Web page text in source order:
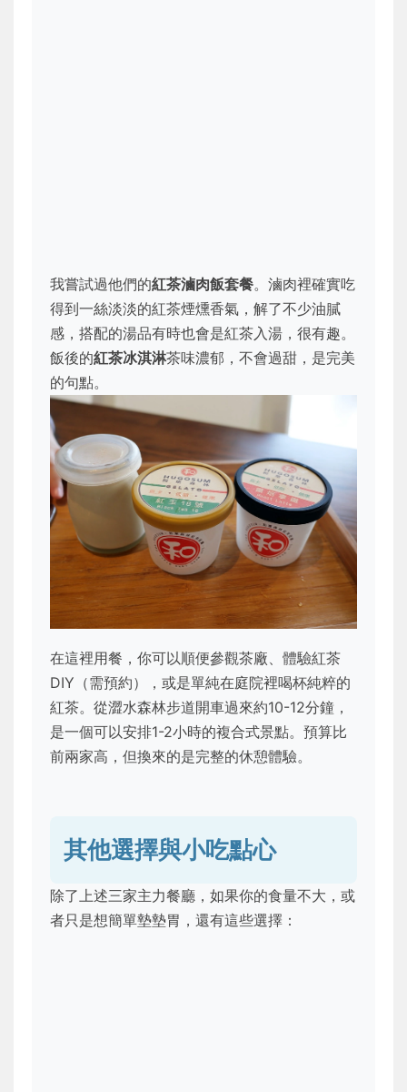
我嘗試過他們的紅茶滷肉飯套餐。滷肉裡確實吃
得到一絲淡淡的紅茶煙燻香氣，解了不少油膩
感，搭配的湯品有時也會是紅茶入湯，很有趣。
飯後的紅茶冰淇淋茶味濃郁，不會過甜，是完美
的句點。
在這裡用餐，你可以順便參觀茶廠、體驗紅茶
DIY（需預約），或是單純在庭院裡喝杯純粹的
紅茶。從澀水森林步道開車過來約10-12分鐘，
是一個可以安排1-2小時的複合式景點。預算比
前兩家高，但換來的是完整的休憩體驗。
其他選擇與小吃點心
除了上述三家主力餐廳，如果你的食量不大，或
者只是想簡單墊墊胃，還有這些選擇：